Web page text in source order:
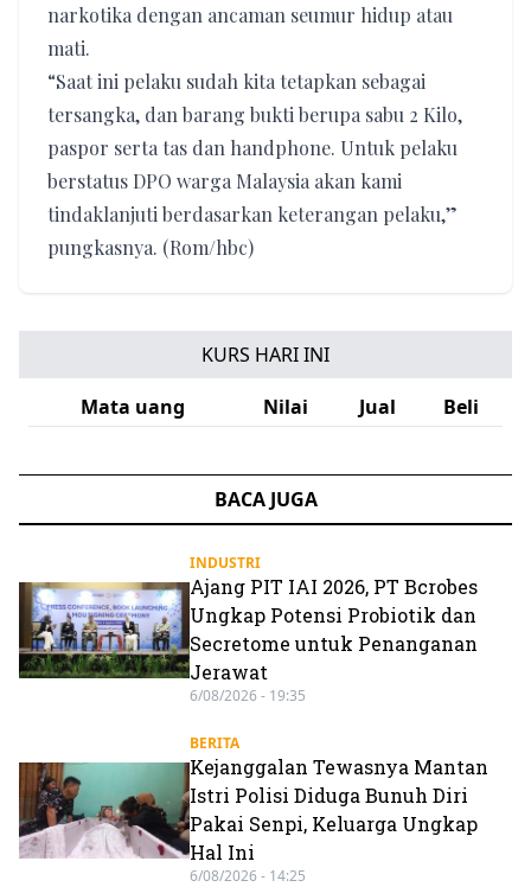
narkotika dengan ancaman seumur hidup atau
mati.
“Saat ini pelaku sudah kita tetapkan sebagai
tersangka, dan barang bukti berupa sabu 2 Kilo,
paspor serta tas dan handphone. Untuk pelaku
berstatus DPO warga Malaysia akan kami
tindaklanjuti berdasarkan keterangan pelaku,”
pungkasnya. (Rom/hbc)
KURS HARI INI
Mata uang
Nilai Jual Beli
BACA JUGA
INDUSTRI
Ajang PIT IAI 2026, PT Bcrobes
Ungkap Potensi Probiotik dan
Secretome untuk Penanganan
Jerawat
6/08/2026 - 19:35
BERITA
Kejanggalan Tewasnya Mantan
Istri Polisi Diduga Bunuh Diri
Pakai Senpi, Keluarga Ungkap
Hal Ini
6/08/2026 - 14:25